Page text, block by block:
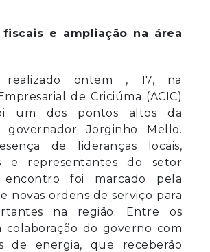
e ampliação na área
ontem , 17, na
de Criciúma (ACIC)
um dos pontos altos da
governador Jorginho Mello.
de lideranças locais,
e representantes do setor
foi marcado pela
novas ordens de serviço para
na região. Entre os
colaboração do governo com
de energia, que receberão